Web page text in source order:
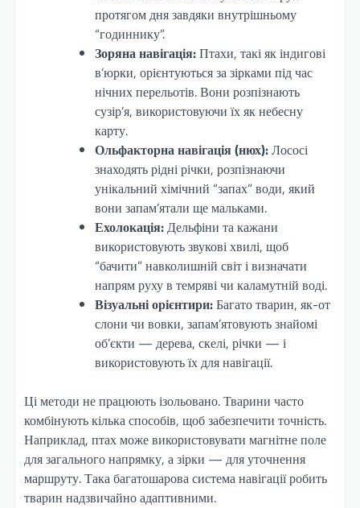
протягом дня завдяки внутрішньому
“годиннику”.
Зоряна навігація:Птахи, такі як індигові
в’юрки, орієнтуються за зірками під час
нічних перельотів. Вони розпізнають
сузір’я, використовуючи їх як небесну
карту.
Ольфакторна навігація (нюх):Лососі
знаходять рідні річки, розпізнаючи
унікальний хімічний “запах” води, який
вони запам’ятали ще мальками.
Ехолокація:Дельфіни та кажани
використовують звукові хвилі, щоб
“бачити” навколишній світ і визначати
напрям руху в темряві чи каламутній воді.
Візуальні орієнтири:Багато тварин, як-от
слони чи вовки, запам’ятовують знайомі
об’єкти — дерева, скелі, річки — і
використовують їх для навігації.
Ці методи не працюють ізольовано. Тварини часто
комбінують кілька способів, щоб забезпечити точність.
Наприклад, птах може використовувати магнітне поле
для загального напрямку, а зірки — для уточнення
маршруту. Така багатошарова система навігації робить
тварин надзвичайно адаптивними.